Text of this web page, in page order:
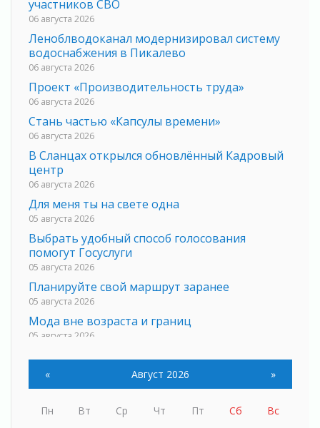
участников СВО
06 августа 2026
Леноблводоканал модернизировал систему
водоснабжения в Пикалево
06 августа 2026
Проект «Производительность труда»
06 августа 2026
Стань частью «Капсулы времени»
06 августа 2026
В Сланцах открылся обновлённый Кадровый
центр
06 августа 2026
Для меня ты на свете одна
05 августа 2026
Выбрать удобный способ голосования
помогут Госуслуги
05 августа 2026
Планируйте свой маршрут заранее
05 августа 2026
Мода вне возраста и границ
05 августа 2026
Добровольцы огненного фронта
« Август 2026 »
Пн Вт Ср Чт Пт Сб Вс